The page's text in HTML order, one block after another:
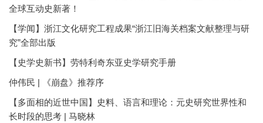
全球互动史新著！
【学闻】浙江文化研究工程成果“浙江旧海关档案文献整理与研
究”全部出版
【史学史新书】劳特利奇东亚史学研究手册
仲伟民 | 《崩盘》推荐序
【多面相的近世中国】史料、语言和理论：元史研究世界性和
长时段的思考 | 马晓林